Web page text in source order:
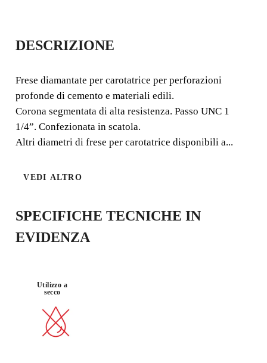
FRESE TAGLIO A
SECCO
Frese diamantate per carotatrice per perforazioni
profonde di cemento e materiali edili. Corona segmentata
di alta resistenza. Passo UNC 1 1/4”. Confezionata in
scatola.
DESCRIZIONE
Frese diamantate per carotatrice per perforazioni
profonde di cemento e materiali edili.
Corona segmentata di alta resistenza. Passo UNC 1
1/4”. Confezionata in scatola.
Altri diametri di frese per carotatrice disponibili a...
VEDI ALTRO
SPECIFICHE TECNICHE IN
EVIDENZA
Utilizzo a
secco